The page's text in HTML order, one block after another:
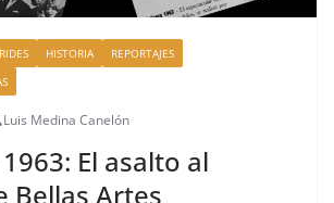
HISTORIA
REPORTAJES
Luis Medina Canelón
El asalto al
Bellas Artes